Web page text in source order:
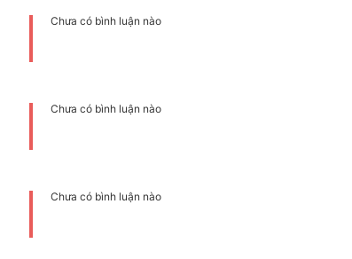
Chưa có bình luận nào
Chưa có bình luận nào
Chưa có bình luận nào